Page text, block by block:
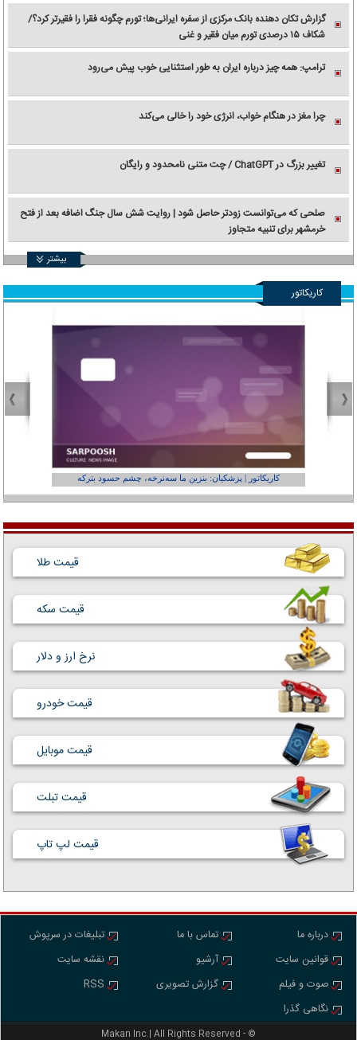
گزارش تکان‌ دهنده بانک مرکزی از سفره ایرانی‌ها؛ تورم چگونه فقرا را فقیرتر کرد؟/
شکاف ۱۵ درصدی تورم میان فقیر و غنی
ترامپ: همه چیز درباره ایران به طور استثنایی خوب پیش می‌رود
چرا مغز در هنگام خواب، انرژی خود را خالی می‌کند
تغییر بزرگ در ChatGPT / چت متنی نامحدود و رایگان
صلحی که می‌توانست زودتر حاصل شود | روایت شش سال جنگ اضافه بعد از فتح
خرمشهر برای تنبیه متجاوز
بیشتر
کاریکاتور
کاریکاتور | پزشکیان: بنزین ما سه‌نرخه، چشم حسود بترکه
قیمت طلا
قیمت سکه
نرخ ارز و دلار
قیمت خودرو
قیمت موبایل
قیمت تبلت
قیمت لپ تاپ
درباره ما
قوانین سایت
صوت و فیلم
نگاهی گذرا
تماس با ما
آرشیو
گزارش تصویری
تبلیغات در سرپوش
نقشه سایت
RSS
Makan Inc.‎‎‎| All Rights Reserved - ©